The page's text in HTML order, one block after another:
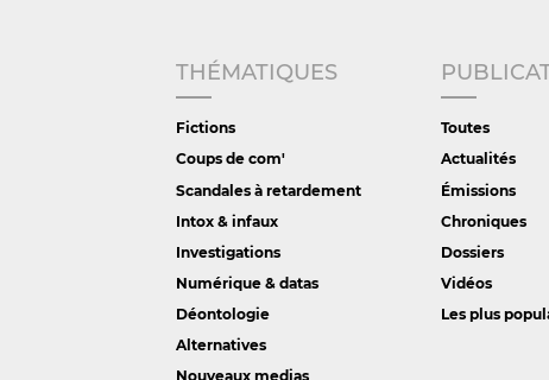
THÉMATIQUES
Fictions
Coups de com'
Scandales à retardement
Intox & infaux
Investigations
Numérique & datas
Déontologie
Alternatives
Nouveaux medias
Toutes
Actualités
Émissions
Chroniques
Dossiers
Vidéos
Les plus